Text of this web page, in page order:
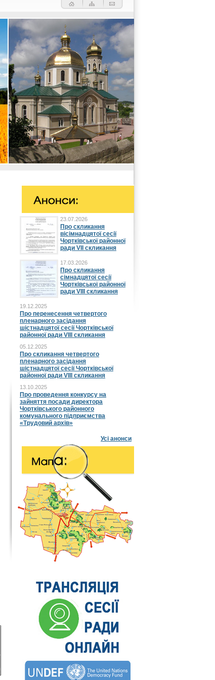
23.07.2026
Про скликання
вісімнадцятої сесії
Чортківської районної
ради VII скликання
17.03.2026
Про скликання
сімнадцятої сесії
Чортківської районної
ради VIII скликання
19.12.2025
Про перенесення четвертого
пленарного засідання
шістнадцятої сесії Чортківської
районної ради VIII скликання
05.12.2025
Про скликання четвертого
пленарного засідання
шістнадцятої сесії Чортківської
районної ради VIII скликання
13.10.2025
Про проведення конкурсу на
зайняття посади директора
Чортківського районного
комунального підприємства
«Трудовий архів»
Усі анонси